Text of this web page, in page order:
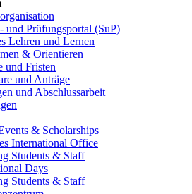
und Prüfungsportal (SuP)
Lehren und Lernen
& Orientieren
und Fristen
und Anträge
und Abschlussarbeit
& Scholarships
International Office
Students & Staff
Days
Students & Staff